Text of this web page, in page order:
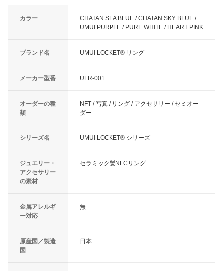
カラー
CHATAN SEA BLUE / CHATAN SKY BLUE /
UMUI PURPLE / PURE WHITE / HEART PINK
ブランド名 UMUI LOCKET® リング
メーカー型番 ULR-001
オーダーの種
類
NFT / 写真 / リング / アクセサリー / セミオー
ダー
シリーズ名 UMUI LOCKET® シリーズ
ジュエリー・
アクセサリー
の素材
セラミック製NFCリング
金属アレルギ
ー対応
無
原産国／製造
国
日本